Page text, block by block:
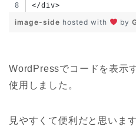
</div>
image-side hosted with by
WordPressでコードを表示
使用しました。
見やすくて便利だと思いま